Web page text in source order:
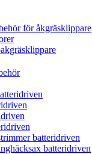
för åkgräsklippare
batteridriven
batteridriven